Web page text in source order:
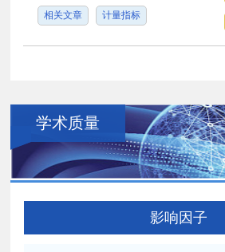
相关文章 计量指标
学术质量
影响因子